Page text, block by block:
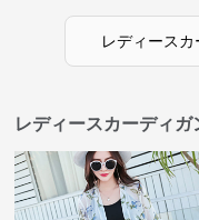
レディース
レディースカーディ